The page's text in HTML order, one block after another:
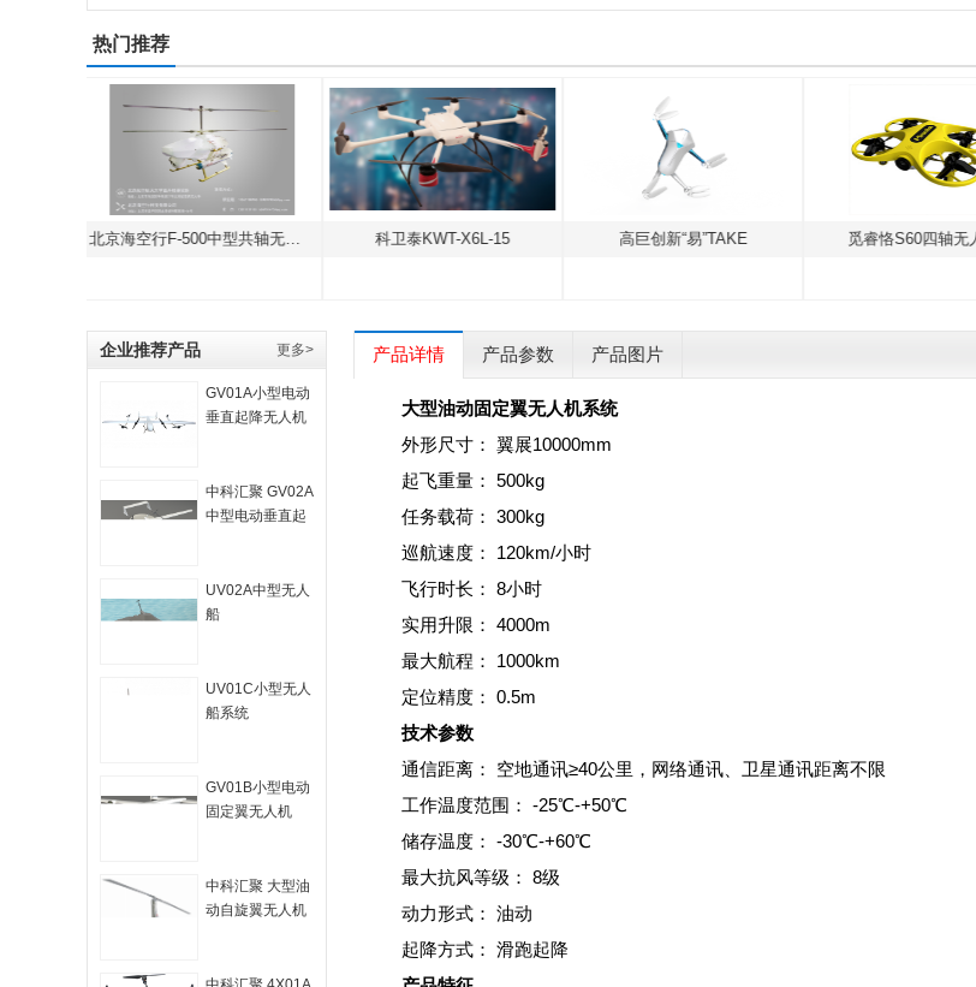
热门推荐
北京海空行F-500中型共轴无人直升机 科卫泰KWT-X6L-15 高巨创新“易”TAKE 觅睿恪S60四轴无人机 DJI大疆"晓"
企业推荐产品 更多>
GV01A小型电动
垂直起降无人机
中科汇聚 GV02A
中型电动垂直起
UV02A中型无人
船
UV01C小型无人
船系统
GV01B小型电动
固定翼无人机
中科汇聚 大型油
动自旋翼无人机
产品详情 产品参数 产品图片
大型油动固定翼无人机系统
外形尺寸： 翼展10000mm
起飞重量： 500kg
任务载荷： 300kg
巡航速度： 120km/小时
飞行时长： 8小时
实用升限： 4000m
最大航程： 1000km
定位精度： 0.5m
技术参数
通信距离： 空地通讯≥40公里，网络通讯、卫星通讯距离不限
工作温度范围： -25℃-+50℃
储存温度： -30℃-+60℃
最大抗风等级： 8级
动力形式： 油动
起降方式： 滑跑起降